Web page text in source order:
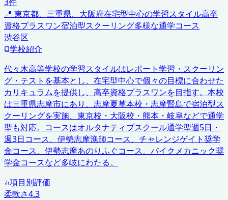
📍 東京都、三重県、大阪府在宅型中心の学習スタイル高卒
資格プラスワン宿泊型スクーリング多様な通学コース
渋谷区
学校紹介
代々木高等学校の学習スタイルはレポート学習・スクーリン
グ・テストを基本とし、在宅型中心で個々の目標に合わせた
カリキュラムを提供し、高卒資格プラスワンを目指す。本校
は三重県志摩市にあり、志摩夏草本校・志摩賢島で宿泊型ス
クーリングを実施、東京校・大阪校・熊本・岐阜などで通学
型も対応。コースはオルタナティブスクール通学型週5日・
週3日コース、伊勢志摩漁師コース、チャレンジゲイト奨学
金コース、伊勢志摩あのりふぐコース、バイクメカニック奨
学金コースなど多岐にわたる。
項目別評価
柔軟さ4.3